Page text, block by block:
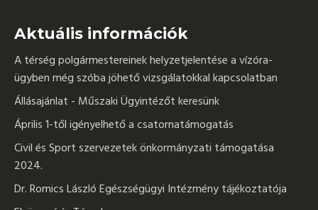
Aktuális információk
A térség polgármestereinek helyzetjelentése a vízóra-
ügyben még szóba jöhető vizsgálatokkal kapcsolatban
Állásajánlat - Műszaki Ügyintézőt keresünk
Április 1-től igényelhető a csatornatámogatás
Civil és Sport szervezetek önkormányzati támogatása
2024.
Dr. Romics László Egészségügyi Intézmény tájékoztatója